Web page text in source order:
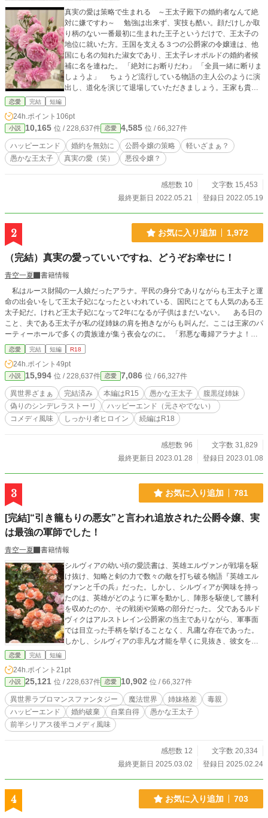
真実の愛は策略で生まれる ～王太子殿下の婚約者なんて絶
対に嫌ですわ～ 勉強は出来ず、実技も酷い。顔だけしか取
り柄のない一番最初に生まれた王子というだけで、王太子の
地位に就いた方。王国を支える３つの公爵家の令嬢達は、他
国にも名の知れた淑女であり、王太子レオポルドの婚約者候
補に名を連ねた。 「絶対にお断りだわ」 「全員一緒に断りま
しょうよ」 ちょうど流行している物語の主人公のように演
出し、道化を演じて退場していただきましょう。王家も貴族
のひとつ、慣習や礼儀作法は守っていただかないと困りま
定、6話完結 【同時掲載】 小説家になろう、アルファポリ
ス、カクヨム、エブリスタ、ノベルアップ+ ※2022/05/25、
小説家になろう 恋愛日間20位 ※2022/05/25、カクヨム 恋
愛週間27位 ※2022/05/24、小説家になろう 恋愛日間19位
※2022/05/24、カクヨム 恋愛週間29位 ※2022/05/23、小
話） ※2022/05/21、カクヨム 恋愛週間41位 ※2022/05/2
0、アルファポリス HOT21位 ※2022/05/19、エブリスタ
恋愛 完結 短編
24h.ポイント 106pt
小説 10,165 位 / 228,637件 恋愛 4,585 位 / 66,327件
ハッピーエンド 婚約を無効に 公爵令嬢の策略
軽いざまぁ？
愚かな王太子
真実の愛（笑） 悪役令嬢？
感想数 10
文字数 15,453
最終更新日 2022.05.21
登録日 2022.05.19
2 お気に入り追加 1,972
（完結）真実の愛っていいですね、どうぞお幸せに！
青空一夏
書籍情報
私はルース財閥の一人娘だったアラナ。平民の身分でありながらも王太子と運
命の出会いをして王太子妃になったといわれている、国民にとても人気のある王
太子妃だ。けれど王太子妃になって2年になるが子供はまだいない。 ある日の
こと、夫である王太子が私の従姉妹の肩を抱きながらも叫んだ。ここは王家のパ
ーティーホールで多くの貴族達が集う夜会なのに。 「邪悪な毒婦アラナよ！
子供が産めない王太子妃を未来の王妃にはさせられない。それにお前は学園時代
に従姉妹を虐め抜いて登校拒否にさせたらしいな？ 恥を知れ！ そのような心
の醜い女は俺の妃でいる資格はない。俺はお前のような者とは縁を切る。たった
今、離縁をするので出て行け！」 王太子は興奮して早口になり口角に泡がた
まっていた。 （口周りの筋肉が弱いのかしら？ 違う･･････弱いのはきっと頭
ね･･････） 私は王太子の口角の泡をじっと見つめながら彼の残念な頭に同情
した。それが王太子にはショックを受けて呆然としている哀れな女に見えたよう
だ。 「ふん！ 従姉妹の虐めをするような卑劣な女が、そのような悲しげな表
それをありがたがりもしないで生意気なんだよ。俺はこの健気で可愛らしいマリ
ーに真実の愛を教えてもらったのだ」 マリーは王太子の子供を妊娠している
らしい。私と王太子は排卵日も計算してどんなに努力してもこの2年間妊娠する
気配もなかったのですがね。 虐め？ そんな事実は少しもないのだけれど、
反対はしません。むしろ、解放されて嬉しいくらい。でも、私がいなくなっても
あなたは大丈夫なのでしょうか？ ※異世界ざまぁ。ゆるふわ設定ご都合主
義です。 ※タグの追加や削除の可能性あります。 ※感想欄はネタバレ配慮なし
です。
恋愛 完結 短編 R18
24h.ポイント 49pt
小説 15,994 位 / 228,637件 恋愛 7,086 位 / 66,327件
異世界ざまぁ 完結済み 本編はR15 愚かな王太子
腹黒従姉妹
偽りのシンデレラストーリ
ハッピーエンド（元さやでない）
コメディ風味
しっかり者ヒロイン 続編はR18
感想数 96
文字数 31,829
最終更新日 2023.01.28
登録日 2023.01.08
3 お気に入り追加 781
[完結]“引き籠もりの悪女”と言われ追放された公爵令嬢、実
は最強の軍師でした！
青空一夏
書籍情報
シルヴィアの幼い頃の愛読書は、英雄エルヴァンが戦場を駆
け抜け、知略と剣の力で数々の敵を打ち破る物語『英雄エル
ヴァンと千の兵』だった。しかし、シルヴィアが興味を持っ
たのは、英雄がどのように軍を動かし、陣形を駆使して勝利
を収めたのか、その戦術や策略の部分だった。 父であるルド
ヴィクはアルストレイン公爵家の当主でありながら、軍事面
では目立った手柄を挙げることなく、凡庸な存在であった。
しかし、シルヴィアの非凡な才能を早くに見抜き、彼女を影
の軍師として裏で支配し、自身はその手柄を横取りする形で
ィアは王太子の婚約者に選ばれることとなる。王太子がアル
ストレイン公爵家の娘達の肖像画を見て、シルヴィアの美貌
に惹かれたからだ。しかし、シルヴィアはルドヴィクから多
くの仕事を押しつけられていたため、王太子と交流する時間
がとれなかった。もともと移り気な王太子は妹セレスティー
ナを王太子妃に望むようになる。 シルヴィアは王太子から、
レスティーナを虐めていた悪女と責められ追放されるのだが
魔法のある世界。姉妹対決、生意気な妹+毒親。一応、短編の
つもりですが、場合によっては長編になるかも、です。 よろ
しくお願いします！ ※作者独自の世界です。
恋愛 完結 短編
24h.ポイント 21pt
小説 25,121 位 / 228,637件 恋愛 10,902 位 / 66,327件
異世界ラブロマンスファンタジー 魔法世界 姉妹格差
毒親
ハッピーエンド
婚約破棄 自業自得
愚かな王太子
前半シリアス後半コメディ風味
感想数 12
文字数 20,334
最終更新日 2025.03.02
登録日 2025.02.24
4 お気に入り追加 703